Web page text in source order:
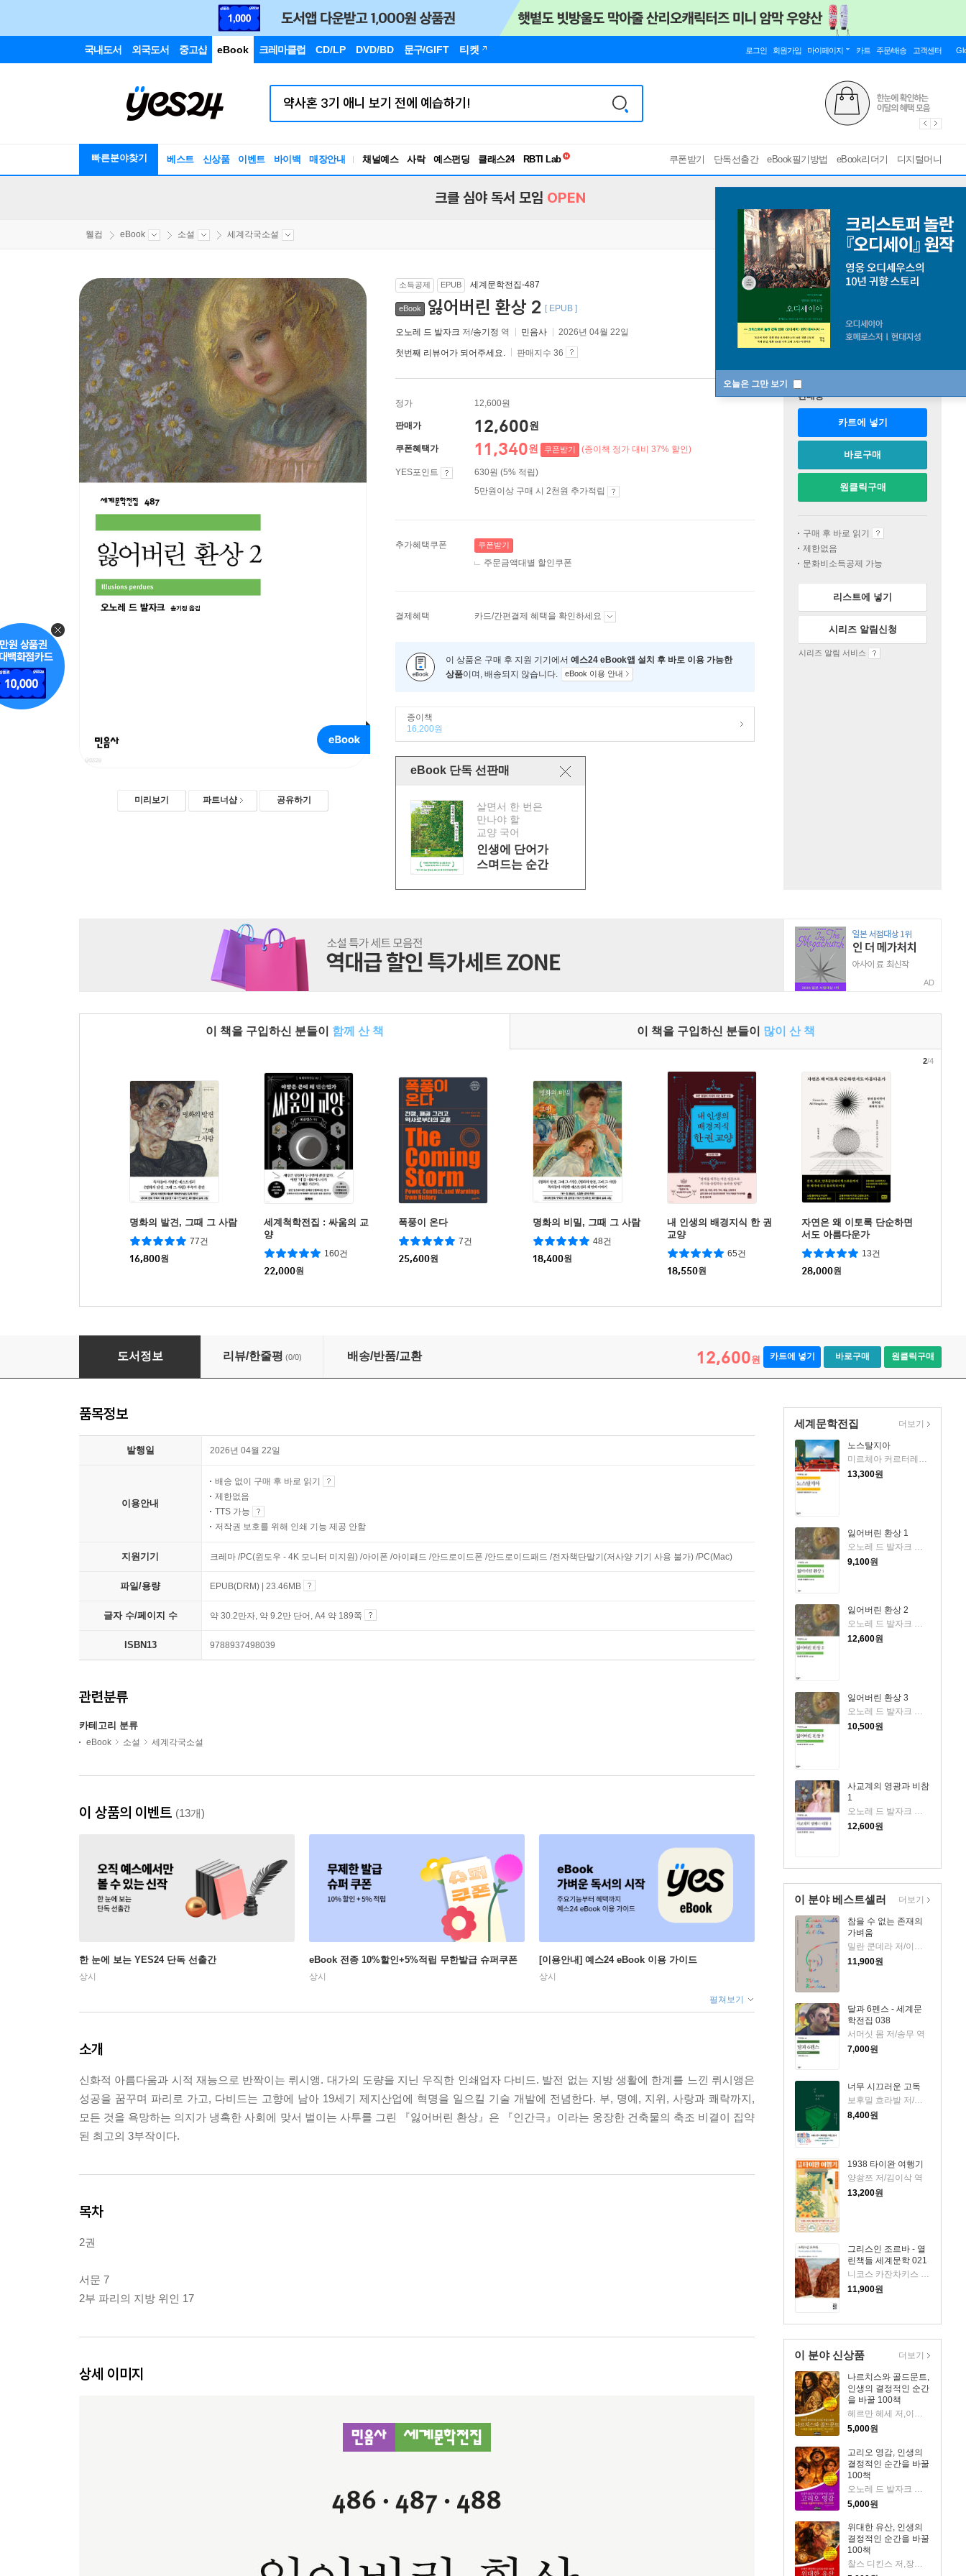
국내도서 외국도서 중고샵 eBook 크레마클럽 CD/LP DVD/BD 문구/GIFT 티켓 로그인 회원가입 마이페이지 카트 주문/배송 고객센터
빠른분야찾기 베스트 신상품 이벤트 바이백 매장안내 채널예스 사락 예스펀딩 클래스24
독서유형검사
쿠폰받기 단독선출간 eBook필기방법 eBook리더기 디지털머니
오늘은 그만 보기
크클 심야 독서 모임 OPEN
웰컴 eBook 소설 세계각국소설
미리보기 파트너샵 공유하기
소득공제 EPUB 세계문학전집-487
eBook 잃어버린 환상 2 [ EPUB ]
오노레 드 발자크 저/송기정 역 민음사 2026년 04월 22일
첫번째 리뷰어가 되어주세요. 판매지수 36
정가 12,600원
판매가 12,600원
쿠폰혜택가 11,340원 쿠폰받기 (종이책 정가 대비 37% 할인)
YES포인트
630원 (5% 적립)
5만원이상 구매 시 2천원 추가적립
추가혜택쿠폰 쿠폰받기
주문금액대별 할인쿠폰
결제혜택 카드/간편결제 혜택을 확인하세요
이 상품은 구매 후 지원 기기에서 예스24 eBook앱 설치 후 바로 이용 가능한
상품이며, 배송되지 않습니다. eBook 이용 안내
종이책
16,200원
eBook 단독 선판매
살면서 한 번은
만나야 할
교양 국어
인생에 단어가
스며드는 순간
판매중
카트에 넣기
바로구매
원클릭구매
구매 후 바로 읽기
제한없음
문화비소득공제 가능
리스트에 넣기
시리즈 알림신청
시리즈 알림 서비스
AD
이 책을 구입하신 분들이 함께 산 책 이 책을 구입하신 분들이 많이 산 책
명화의 발견, 그때 그 사람
77건
16,800원
세계척학전집 : 싸움의 교
양
160건
22,000원
폭풍이 온다
7건
25,600원
명화의 비밀, 그때 그 사람
48건
18,400원
내 인생의 배경지식 한 권
교양
65건
18,550원
자연은 왜 이토록 단순하면
서도 아름다운가
13건
28,000원
2/4
잃어버린 환상 2
도서정보 리뷰/한줄평 (0/0) 배송/반품/교환 12,600원 카트에 넣기 바로구매 원클릭구매
세계문학전집
노스탈지아
13,300원
잃어버린 환상 1
9,100원
잃어버린 환상 2
오노레 드 발자크 저/송기정 역
12,600원
잃어버린 환상 3
오노레 드 발자크 저/송기정 역
10,500원
사교계의 영광과 비참
1
12,600원
더보기
이 분야 베스트셀러
참을 수 없는 존재의
가벼움
11,900원
달과 6펜스 - 세계문
학전집 038
서머싯 몸 저/송무 역
7,000원
너무 시끄러운 고독
보후밀 흐라발 저/이창실 역
8,400원
1938 타이완 여행기
양솽쯔 저/김이삭 역
13,200원
그리스인 조르바 - 열
린책들 세계문학 021
니코스 카잔차키스 저/이윤기 역
11,900원
더보기
이 분야 신상품
나르치스와 골드문트,
인생의 결정적인 순간
을 바꿀 100책
헤르만 헤세 저,이장우 역 저
5,000원
고리오 영감, 인생의
결정적인 순간을 바꿀
100책
5,000원
위대한 유산, 인생의
결정적인 순간을 바꿀
100책
찰스 디킨스 저,장원영 역 저
더보기
품목정보
발행일 2026년 04월 22일
이용안내
배송 없이 구매 후 바로 읽기
제한없음
TTS 가능
저작권 보호를 위해 인쇄 기능 제공 안함
지원기기 크레마 /PC(윈도우 - 4K 모니터 미지원) /아이폰 /아이패드 /안드로이드폰 /안드로이드패드 /전자책단말기(저사양 기기 사용 불가) /PC(Mac)
파일/용량 EPUB(DRM) | 23.46MB
글자 수/페이지 수 약 30.2만자, 약 9.2만 단어, A4 약 189쪽
ISBN13 9788937498039
관련분류
카테고리 분류
eBook 소설 세계각국소설
이 상품의 이벤트 (13개)
한 눈에 보는 YES24 단독 선출간
상시
eBook 전종 10%할인+5%적립 무한발급 슈퍼쿠폰
상시
[이용안내] 예스24 eBook 이용 가이드
상시
펼쳐보기
소개
신화적 아름다움과 시적 재능으로 반짝이는 뤼시앵. 대가의 도량을 지닌 우직한 인쇄업자 다비드. 발전 없는 지방 생활에 한계를 느낀 뤼시앵은
성공을 꿈꾸며 파리로 가고, 다비드는 고향에 남아 19세기 제지산업에 혁명을 일으킬 기술 개발에 전념한다. 부, 명예, 지위, 사랑과 쾌락까지,
모든 것을 욕망하는 의지가 냉혹한 사회에 맞서 벌이는 사투를 그린 『잃어버린 환상』은 『인간극』이라는 웅장한 건축물의 축조 비결이 집약
된 최고의 3부작이다.
목차
2권
서문 7
2부 파리의 지방 위인 17
상세 이미지